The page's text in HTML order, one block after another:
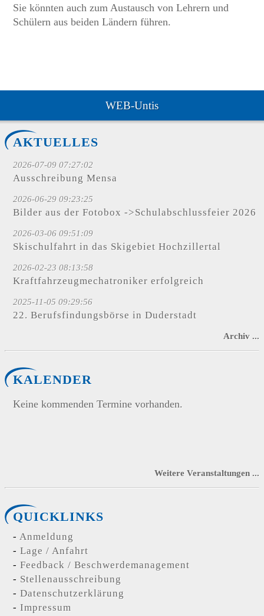
Sie könnten auch zum Austausch von Lehrern und
Schülern aus beiden Ländern führen.
WEB-Untis
AKTUELLES
2026-07-09 07:27:02
Ausschreibung Mensa
2026-06-29 09:23:25
Bilder aus der Fotobox ->Schulabschlussfeier 2026
2026-03-06 09:51:09
Skischulfahrt in das Skigebiet Hochzillertal
2026-02-23 08:13:58
Kraftfahrzeugmechatroniker erfolgreich
2025-11-05 09:29:56
22. Berufsfindungsbörse in Duderstadt
Archiv ...
KALENDER
Keine kommenden Termine vorhanden.
Weitere Veranstaltungen ...
QUICKLINKS
Anmeldung
Lage / Anfahrt
Feedback / Beschwerdemanagement
Stellenausschreibung
Datenschutzerklärung
Impressum